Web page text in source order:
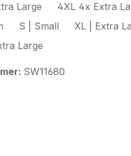
Large
4XL 4x Extra
S | Small XL | Extra
Large
SW11680